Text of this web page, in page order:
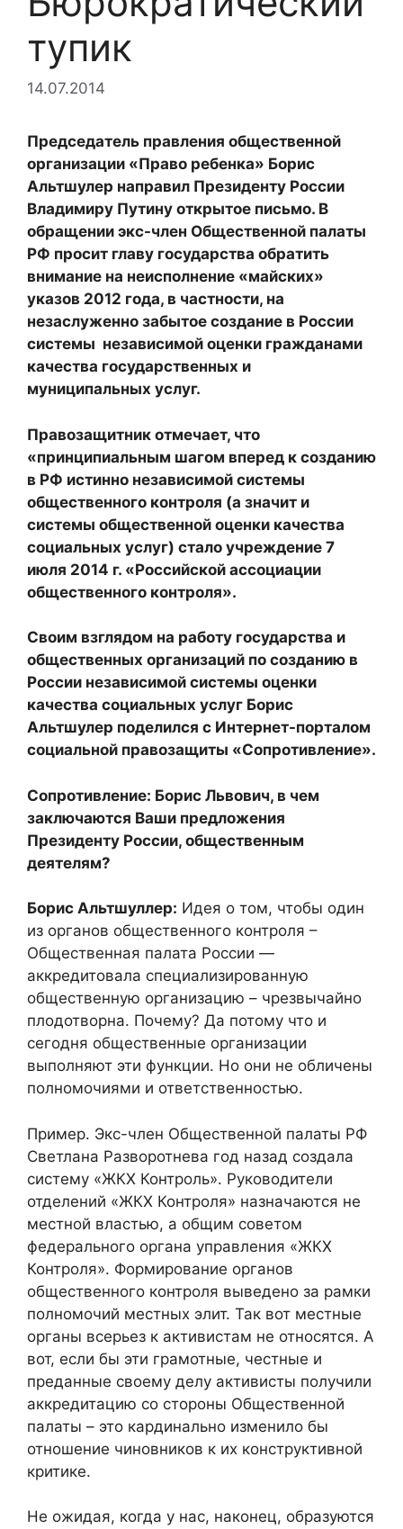
тупик
14.07.2014
Председатель правления общественной
организации «Право ребенка» Борис
Альтшулер направил Президенту России
Владимиру Путину открытое письмо. В
обращении экс-член Общественной палаты
РФ просит главу государства обратить
внимание на неисполнение «майских»
указов 2012 года, в частности, на
незаслуженно забытое создание в России
системы независимой оценки гражданами
качества государственных и
муниципальных услуг.
Правозащитник отмечает, что
«принципиальным шагом вперед к созданию
в РФ истинно независимой системы
общественного контроля (а значит и
системы общественной оценки качества
социальных услуг) стало учреждение 7
июля 2014 г. «Российской ассоциации
общественного контроля».
Своим взглядом на работу государства и
общественных организаций по созданию в
России независимой системы оценки
качества социальных услуг Борис
Альтшулер поделился с Интернет-порталом
социальной правозащиты «Сопротивление».
Сопротивление: Борис Львович, в чем
заключаются Ваши предложения
Президенту России, общественным
деятелям?
Борис Альтшуллер: Идея о том, чтобы один
из органов общественного контроля –
Общественная палата России —
аккредитовала специализированную
общественную организацию – чрезвычайно
плодотворна. Почему? Да потому что и
сегодня общественные организации
выполняют эти функции. Но они не обличены
полномочиями и ответственностью.
Пример. Экс-член Общественной палаты РФ
Светлана Разворотнева год назад создала
систему «ЖКХ Контроль». Руководители
отделений «ЖКХ Контроля» назначаются не
местной властью, а общим советом
федерального органа управления «ЖКХ
Контроля». Формирование органов
общественного контроля выведено за рамки
полномочий местных элит. Так вот местные
органы всерьез к активистам не относятся. А
вот, если бы эти грамотные, честные и
преданные своему делу активисты получили
аккредитацию со стороны Общественной
палаты – это кардинально изменило бы
отношение чиновников к их конструктивной
критике.
Не ожидая, когда у нас, наконец, образуются